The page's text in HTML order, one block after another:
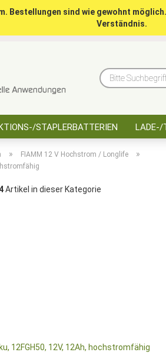
Bestellungen sind wie gewohnt
Verständnis.
STAPLERBATTERIEN LADE-/
» FIAMM 12 V Hochstrom / Longlife »
Artikel in dieser Kategorie